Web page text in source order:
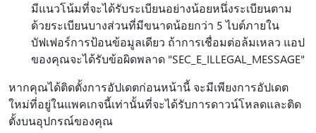
มีแนวโน้มที่จะได้รับระเบียนอย่างน้อยหนึ่งระเบียนตาม
ด้วยระเบียนบางส่วนที่มีขนาดน้อยกว่า 5 ไบต์ภายใน
บัฟเฟอร์การป้อนข้อมูลเดียว ถ้าการเชื่อมต่อล้มเหลว แอป
ของคุณจะได้รับข้อผิดพลาด "SEC_E_ILLEGAL_MESSAGE"
หากคุณได้ติดตั้งการอัปเดตก่อนหน้านี้ จะมีเพียงการอัปเดต
ใหม่ที่อยู่ในแพคเกจนี้เท่านั้นที่จะได้รับการดาวน์โหลดและติด
ตั้งบนอุปกรณ์ของคุณ